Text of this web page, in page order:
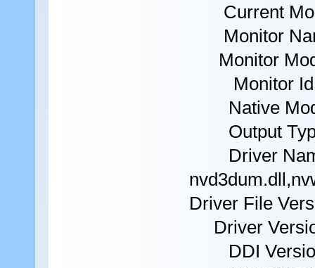
Current
Monitor
Monitor
Monitor Id:
Native
Output
Driver
Driver File
Driver
DDI